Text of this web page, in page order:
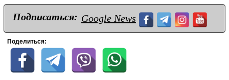
Подписаться: Google News
Поделиться: